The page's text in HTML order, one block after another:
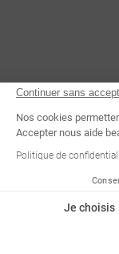
Continuer sans
Nos cookies
Accepter nous aide
Politique de
Je choisis